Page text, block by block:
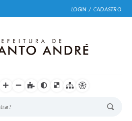
LOGIN / CADASTRO